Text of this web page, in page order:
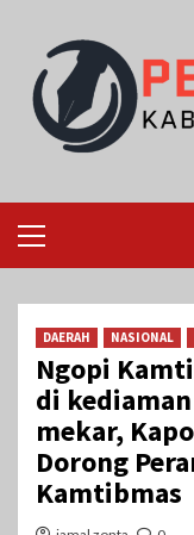
content
Menu
DAERAH NASIONAL
Ngopi
di
mekar,
Dorong
Kamtibmas